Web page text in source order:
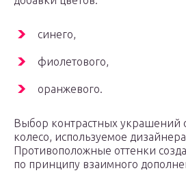
синего,
фиолетового,
оранжевого.
Выбор контрастных украшений
колесо, используемое
Противоположные оттенки
по принципу взаимного